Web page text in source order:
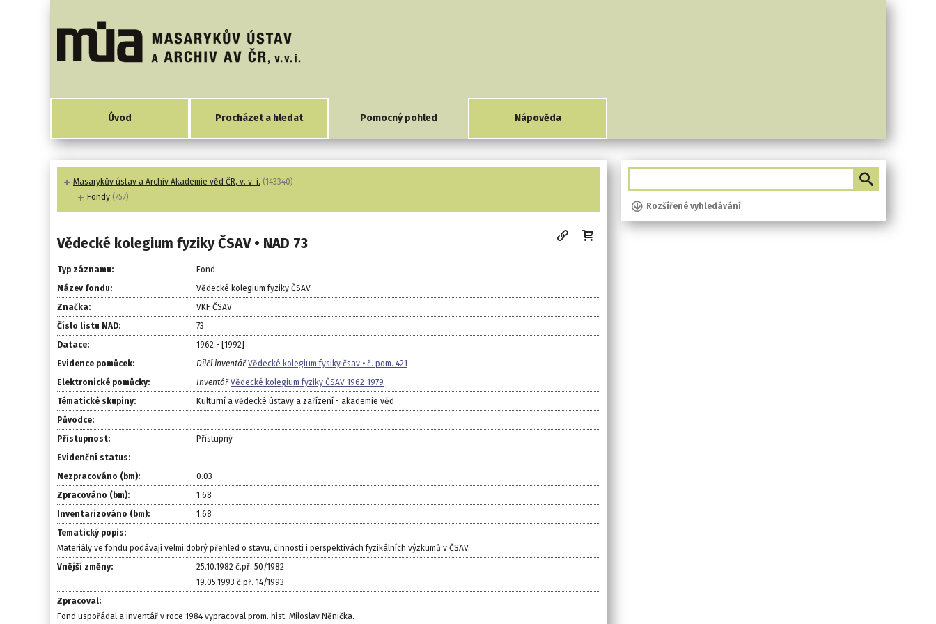
Úvod Procházet a hledat Pomocný pohled Nápověda
Masarykův ústav a Archiv Akademie věd ČR, v. v. i. (143340)
Fondy (757)
Vědecké kolegium fyziky ČSAV • NAD 73
Typ záznamu:
Fond
Název fondu:
Vědecké kolegium fyziky ČSAV
Značka:
VKF ČSAV
Číslo listu NAD:
73
Datace:
1962 - [1992]
Evidence pomůcek:
Dílčí inventář Vědecké kolegium fysiky čsav • č. pom. 421
Elektronické pomůcky:
Inventář Vědecké kolegium fyziky ČSAV 1962-1979
Tématické skupiny:
Kulturní a vědecké ústavy a zařízení - akademie věd
Původce:
Přístupnost:
Přístupný
Evidenční status:
Nezpracováno (bm):
0.03
Zpracováno (bm):
1.68
Inventarizováno (bm):
1.68
Tematický popis:
Materiály ve fondu podávají velmi dobrý přehled o stavu, činnosti i perspektivách fyzikálních výzkumů v ČSAV.
Vnější změny:
25.10.1982 č.př. 50/1982
19.05.1993 č.př. 14/1993
Zpracoval:
Fond uspořádal a inventář v roce 1984 vypracoval prom. hist. Miloslav Něnička.
Rozšířené vyhledávání